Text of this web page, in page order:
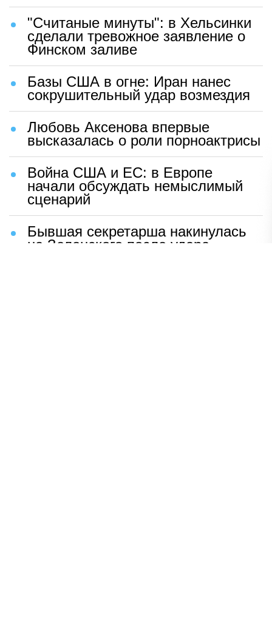
"Считаные минуты": в Хельсинки
сделали тревожное заявление о
Финском заливе
Базы США в огне: Иран нанес
сокрушительный удар возмездия
Любовь Аксенова впервые
высказалась о роли порноактрисы
Война США и ЕС: в Европе
начали обсуждать немыслимый
сценарий
Бывшая секретарша накинулась
на Зеленского после удара